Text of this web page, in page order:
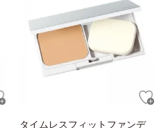
タイムレスフィットファンデ